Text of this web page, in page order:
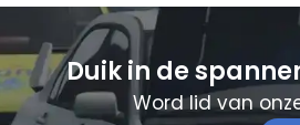
Duik in de
Word lid van